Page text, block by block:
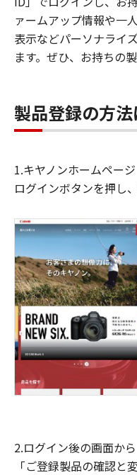
ァームアップ情報や一
表示などパーソナライ
ます。ぜひ、お持ちの
製品登録の方
1.キヤノンホームペー
ログインボタンを押し
2.ログイン後の画面か
「ご登録製品の確認と